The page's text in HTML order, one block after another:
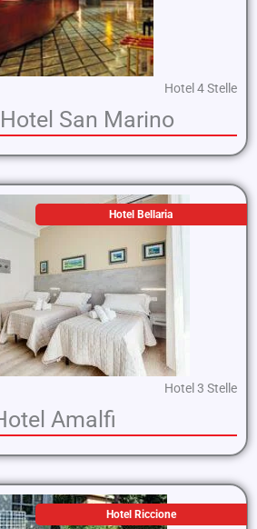
Hotel 4 Stelle
San Marino
Hotel Bellaria
Hotel 3 Stelle
Amalfi
Hotel Riccione